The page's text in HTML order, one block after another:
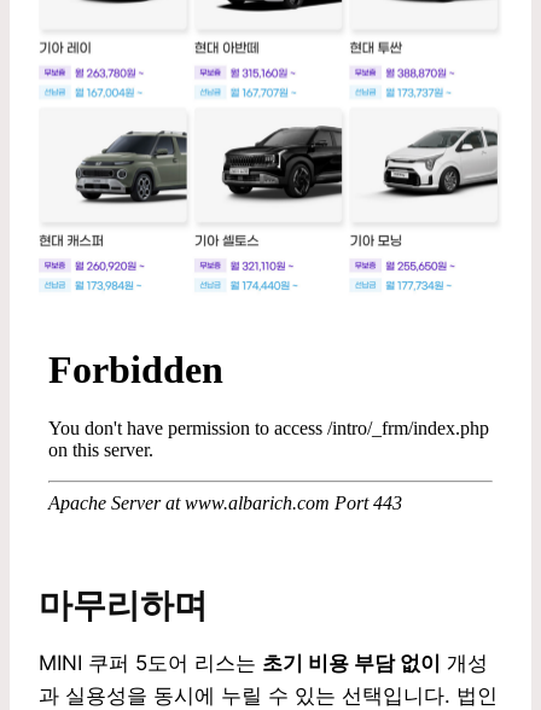
마무리하며
MINI 쿠퍼 5도어 리스는 초기 비용 부담 없이 개성
과 실용성을 동시에 누릴 수 있는 선택입니다. 법인